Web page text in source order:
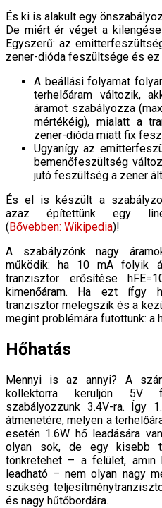
És ki is alakult egy
De miért ér véget a
Egyszerű: az
zener-dióda feszültsége és ez
A beállási folyamat
terhelőáram változik,
áramot szabályozza
mértékéig), mialatt a
zener-dióda miatt fix
Ugyanígy az
bemenőfeszültség
jutó feszültség a zener
És el is készült a
azaz építettünk egy
(Bővebben: Wikipedia)!
A szabályzónk nagy
működik: ha 10 mA folyik
tranzisztor erősítése
kimenőáram. Ha ezt ífgy
tranzisztor melegszik és a
megint problémára futottunk: a
Hőhatás
Mennyi is az annyi? A
kollektorra kerüljön 5V
szabályozzunk 3.4V-ra. Így
átmenetére, melyen a
esetén 1.6W hő leadására
olyan sok, de egy kisebb
tönkretehet – a felület, amin
leadható – nem olyan nagy
szükség
és nagy hűtőbordára.